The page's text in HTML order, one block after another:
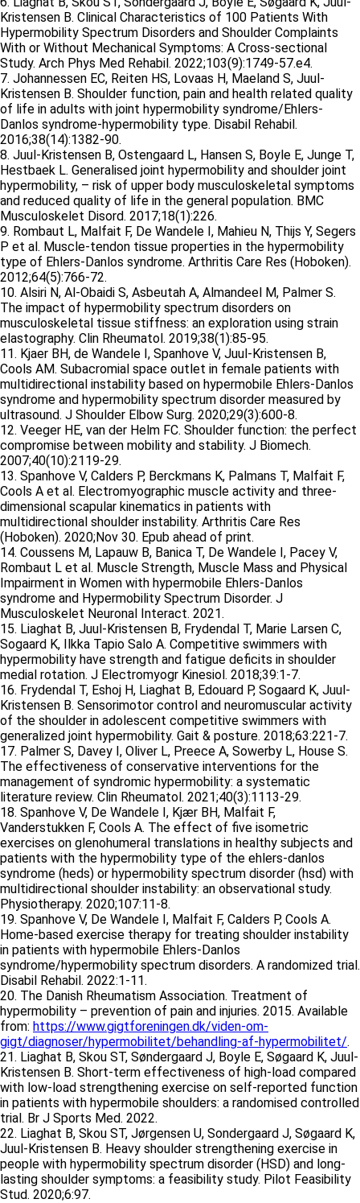
Kristensen B. Clinical Characteristics of 100 Patients With
Hypermobility Spectrum Disorders and Shoulder Complaints
With or Without Mechanical Symptoms: A Cross-sectional
Study. Arch Phys Med Rehabil. 2022;103(9):1749-57.e4.
7. Johannessen EC, Reiten HS, Lovaas H, Maeland S, Juul-
Kristensen B. Shoulder function, pain and health related quality
of life in adults with joint hypermobility syndrome/Ehlers-
Danlos syndrome-hypermobility type. Disabil Rehabil.
2016;38(14):1382-90.
8. Juul-Kristensen B, Ostengaard L, Hansen S, Boyle E, Junge T,
Hestbaek L. Generalised joint hypermobility and shoulder joint
hypermobility, – risk of upper body musculoskeletal symptoms
and reduced quality of life in the general population. BMC
Musculoskelet Disord. 2017;18(1):226.
9. Rombaut L, Malfait F, De Wandele I, Mahieu N, Thijs Y, Segers
P et al. Muscle-tendon tissue properties in the hypermobility
type of Ehlers-Danlos syndrome. Arthritis Care Res (Hoboken).
2012;64(5):766-72.
10. Alsiri N, Al-Obaidi S, Asbeutah A, Almandeel M, Palmer S.
The impact of hypermobility spectrum disorders on
musculoskeletal tissue stiffness: an exploration using strain
elastography. Clin Rheumatol. 2019;38(1):85-95.
11. Kjaer BH, de Wandele I, Spanhove V, Juul-Kristensen B,
Cools AM. Subacromial space outlet in female patients with
multidirectional instability based on hypermobile Ehlers-Danlos
syndrome and hypermobility spectrum disorder measured by
ultrasound. J Shoulder Elbow Surg. 2020;29(3):600-8.
12. Veeger HE, van der Helm FC. Shoulder function: the perfect
compromise between mobility and stability. J Biomech.
2007;40(10):2119-29.
13. Spanhove V, Calders P, Berckmans K, Palmans T, Malfait F,
Cools A et al. Electromyographic muscle activity and three-
dimensional scapular kinematics in patients with
multidirectional shoulder instability. Arthritis Care Res
(Hoboken). 2020;Nov 30. Epub ahead of print.
14. Coussens M, Lapauw B, Banica T, De Wandele I, Pacey V,
Rombaut L et al. Muscle Strength, Muscle Mass and Physical
Impairment in Women with hypermobile Ehlers-Danlos
syndrome and Hypermobility Spectrum Disorder. J
Musculoskelet Neuronal Interact. 2021.
15. Liaghat B, Juul-Kristensen B, Frydendal T, Marie Larsen C,
Sogaard K, Ilkka Tapio Salo A. Competitive swimmers with
hypermobility have strength and fatigue deficits in shoulder
medial rotation. J Electromyogr Kinesiol. 2018;39:1-7.
16. Frydendal T, Eshoj H, Liaghat B, Edouard P, Sogaard K, Juul-
Kristensen B. Sensorimotor control and neuromuscular activity
of the shoulder in adolescent competitive swimmers with
generalized joint hypermobility. Gait & posture. 2018;63:221-7.
17. Palmer S, Davey I, Oliver L, Preece A, Sowerby L, House S.
The effectiveness of conservative interventions for the
management of syndromic hypermobility: a systematic
literature review. Clin Rheumatol. 2021;40(3):1113-29.
18. Spanhove V, De Wandele I, Kjær BH, Malfait F,
Vanderstukken F, Cools A. The effect of five isometric
exercises on glenohumeral translations in healthy subjects and
patients with the hypermobility type of the ehlers-danlos
syndrome (heds) or hypermobility spectrum disorder (hsd) with
multidirectional shoulder instability: an observational study.
Physiotherapy. 2020;107:11-8.
19. Spanhove V, De Wandele I, Malfait F, Calders P, Cools A.
Home-based exercise therapy for treating shoulder instability
in patients with hypermobile Ehlers-Danlos
syndrome/hypermobility spectrum disorders. A randomized trial.
Disabil Rehabil. 2022:1-11.
20. The Danish Rheumatism Association. Treatment of
hypermobility – prevention of pain and injuries. 2015. Available
from: https://www.gigtforeningen.dk/viden-om-
gigt/diagnoser/hypermobilitet/behandling-af-hypermobilitet/.
21. Liaghat B, Skou ST, Søndergaard J, Boyle E, Søgaard K, Juul-
Kristensen B. Short-term effectiveness of high-load compared
with low-load strengthening exercise on self-reported function
in patients with hypermobile shoulders: a randomised controlled
trial. Br J Sports Med. 2022.
22. Liaghat B, Skou ST, Jørgensen U, Sondergaard J, Søgaard K,
Juul-Kristensen B. Heavy shoulder strengthening exercise in
people with hypermobility spectrum disorder (HSD) and long-
lasting shoulder symptoms: a feasibility study. Pilot Feasibility
Stud. 2020;6:97.